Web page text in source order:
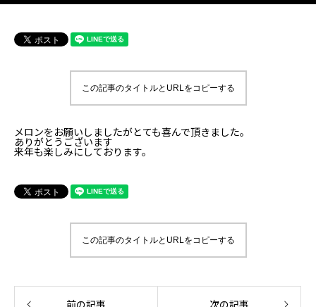
この記事のタイトルとURLをコピーする
メロンをお願いしましたがとても喜んで頂きました。
ありがとうございます
来年も楽しみにしております。
この記事のタイトルとURLをコピーする
前の記事 次の記事